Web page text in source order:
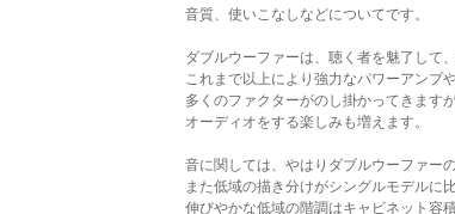
音質、使いこなしなどについてです。
ダブルウーファーは、聴く者を魅了して
これまで以上により強力なパワーアンプ
多くのファクターがのし掛かってきます
オーディオをする楽しみも増えます。
音に関しては、やはりダブルウーファー
また低域の描き分けがシングルモデルに
伸びやかな低域の階調はキャビネット容